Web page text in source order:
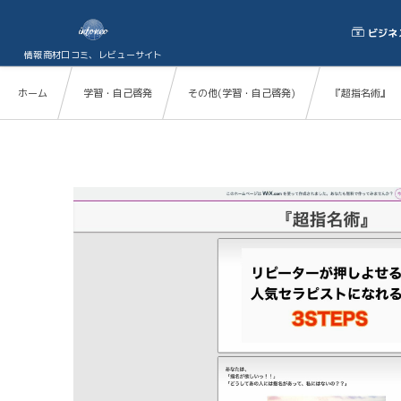
情報商材口コミ、レビューサイト
ビジネ
ホーム 学習・自己啓発 その他(学習・自己啓発) 『超指名術』